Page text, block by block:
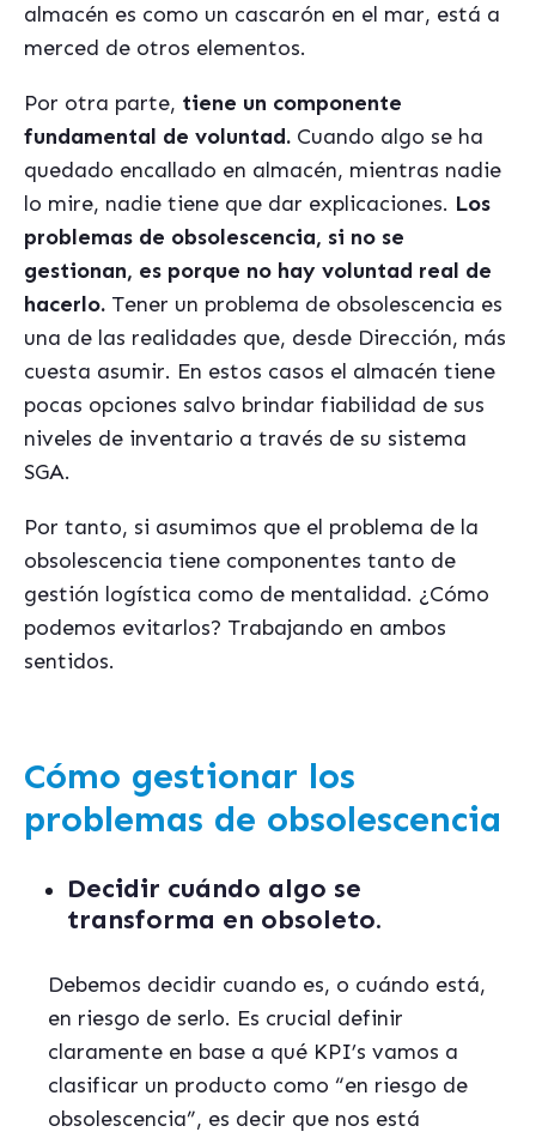
almacén es como un cascarón en el mar, está a
merced de otros elementos.
Por otra parte, tiene un componente
fundamental de voluntad. Cuando algo se ha
quedado encallado en almacén, mientras nadie
lo mire, nadie tiene que dar explicaciones. Los
problemas de obsolescencia, si no se
gestionan, es porque no hay voluntad real de
hacerlo. Tener un problema de obsolescencia es
una de las realidades que, desde Dirección, más
cuesta asumir. En estos casos el almacén tiene
pocas opciones salvo brindar fiabilidad de sus
niveles de inventario a través de su sistema
SGA.
Por tanto, si asumimos que el problema de la
obsolescencia tiene componentes tanto de
gestión logística como de mentalidad. ¿Cómo
podemos evitarlos? Trabajando en ambos
sentidos.
Cómo gestionar los
problemas de obsolescencia
Decidir cuándo algo se
transforma en obsoleto.
Debemos decidir cuando es, o cuándo está,
en riesgo de serlo. Es crucial definir
claramente en base a qué KPI’s vamos a
clasificar un producto como “en riesgo de
obsolescencia”, es decir que nos está